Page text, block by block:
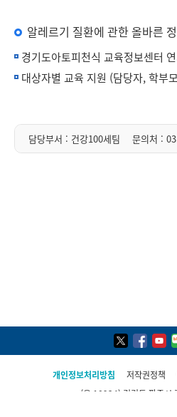
알레르기 질환에 관한 올바른
경기도아토피천식 교육정보센터
대상자별 교육 지원 (담당자, 학부
담당부서 : 건강100세팀 문의처 :
개인정보처리방침 저작권정책
(우 10924) 경기도 파주시